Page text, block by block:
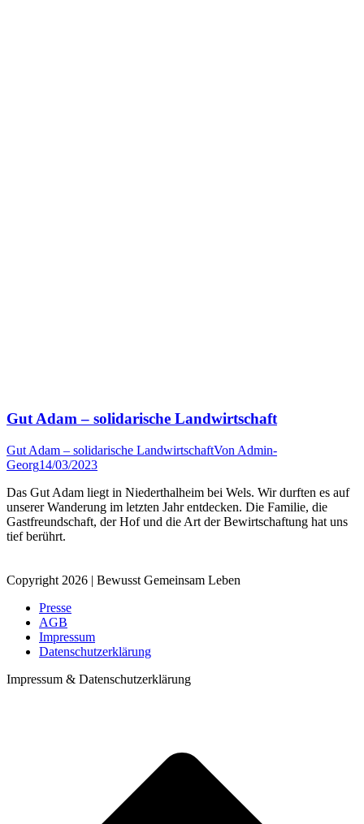
Gut Adam – solidarische Landwirtschaft
Gut Adam – solidarische LandwirtschaftVon Admin-
Georg14/03/2023
Das Gut Adam liegt in Niederthalheim bei Wels. Wir durften es auf
unserer Wanderung im letzten Jahr entdecken. Die Familie, die
Gastfreundschaft, der Hof und die Art der Bewirtschaftung hat uns
tief berührt.
Copyright 2026 | Bewusst Gemeinsam Leben
Presse
AGB
Impressum
Datenschutzerklärung
Impressum & Datenschutzerklärung